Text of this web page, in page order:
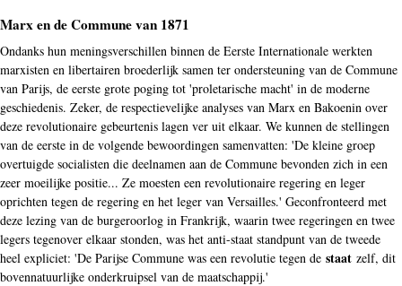
Marx en de Commune van 1871
Ondanks hun meningsverschillen binnen de Eerste Internationale werkten
marxisten en libertairen broederlijk samen ter ondersteuning van de Commune
van Parijs, de eerste grote poging tot 'proletarische macht' in de moderne
geschiedenis. Zeker, de respectievelijke analyses van Marx en Bakoenin over
deze revolutionaire gebeurtenis lagen ver uit elkaar. We kunnen de stellingen
van de eerste in de volgende bewoordingen samenvatten: 'De kleine groep
overtuigde socialisten die deelnamen aan de Commune bevonden zich in een
zeer moeilijke positie... Ze moesten een revolutionaire regering en leger
oprichten tegen de regering en het leger van Versailles.' Geconfronteerd met
deze lezing van de burgeroorlog in Frankrijk, waarin twee regeringen en twee
legers tegenover elkaar stonden, was het anti-staat standpunt van de tweede
heel expliciet: 'De Parijse Commune was een revolutie tegen de staat zelf, dit
bovennatuurlijke onderkruipsel van de maatschappij.'